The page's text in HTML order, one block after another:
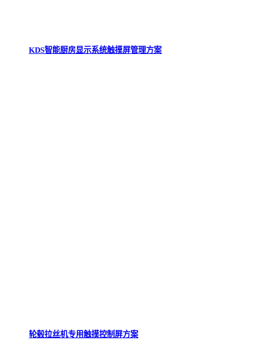
KDS智能厨房显示系统触摸屏管理方案
轮毂拉丝机专用触摸控制屏方案